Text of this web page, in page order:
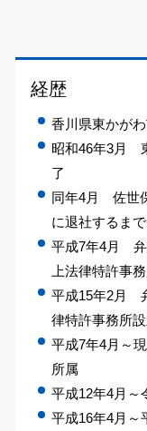
経歴
香川県東かが
昭和46年3月
了
同年4月 佐世
に退社するま
平成7年4月 弁
上法律特許事
平成15年2月
律特許事務所
平成7年4月～
所属
平成12年4月～
平成16年4月～